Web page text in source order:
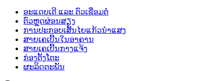
ອະແດບເຕີ ແລະ ຕົວເຊື່ອມຕໍ່
ຕົວຫຼຸດຜ່ອນສຽງ
ການປະກອບເສັ້ນໄຍແກ້ວນຳແສງ
ສາຍເຄເບີ້ນໃນອາຄານ
ສາຍເຄເບີ້ນກາງແຈ້ງ
ກ່ອງຕັ້ງໂຕະ
ຜະລິດຕະພັນ